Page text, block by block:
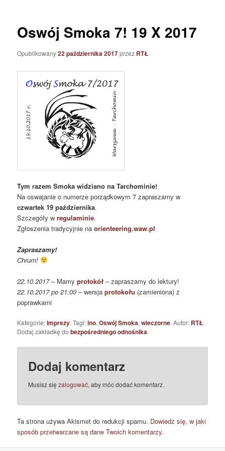
Oswój Smoka 7! 19 X 2017
Opublikowany22 października 2017przez RTŁ
Tym razem Smoka widziano na Tarchominie!
Na oswajanie o numerze porządkowym 7 zapraszamy w
czwartek 19 października.
Szczegóły wregulaminie.
Zgłoszenia tradycyjnie naorienteering.waw.pl
Zapraszamy!
Chrum!
22.10.2017– Mamyprotokół– zapraszamy do lektury!
22.10.2017 po 21:00 – wersjaprotokołu (zamieniona) z
poprawkami
Kategorie:Imprezy. Tagi:ino,Oswój Smoka,wieczorne. Autor: RTŁ.
Dodaj zakładkę dobezpośredniego odnośnika.
Dodaj komentarz
Musisz sięzalogować, aby móc dodać komentarz.
Ta strona używa Akismet do redukcji spamu. Dowiedz się, w jaki
sposób przetwarzane są dane Twoich komentarzy.